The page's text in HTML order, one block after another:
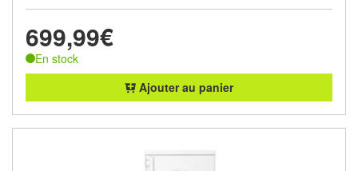
699,99€
En stock
Ajouter au panier